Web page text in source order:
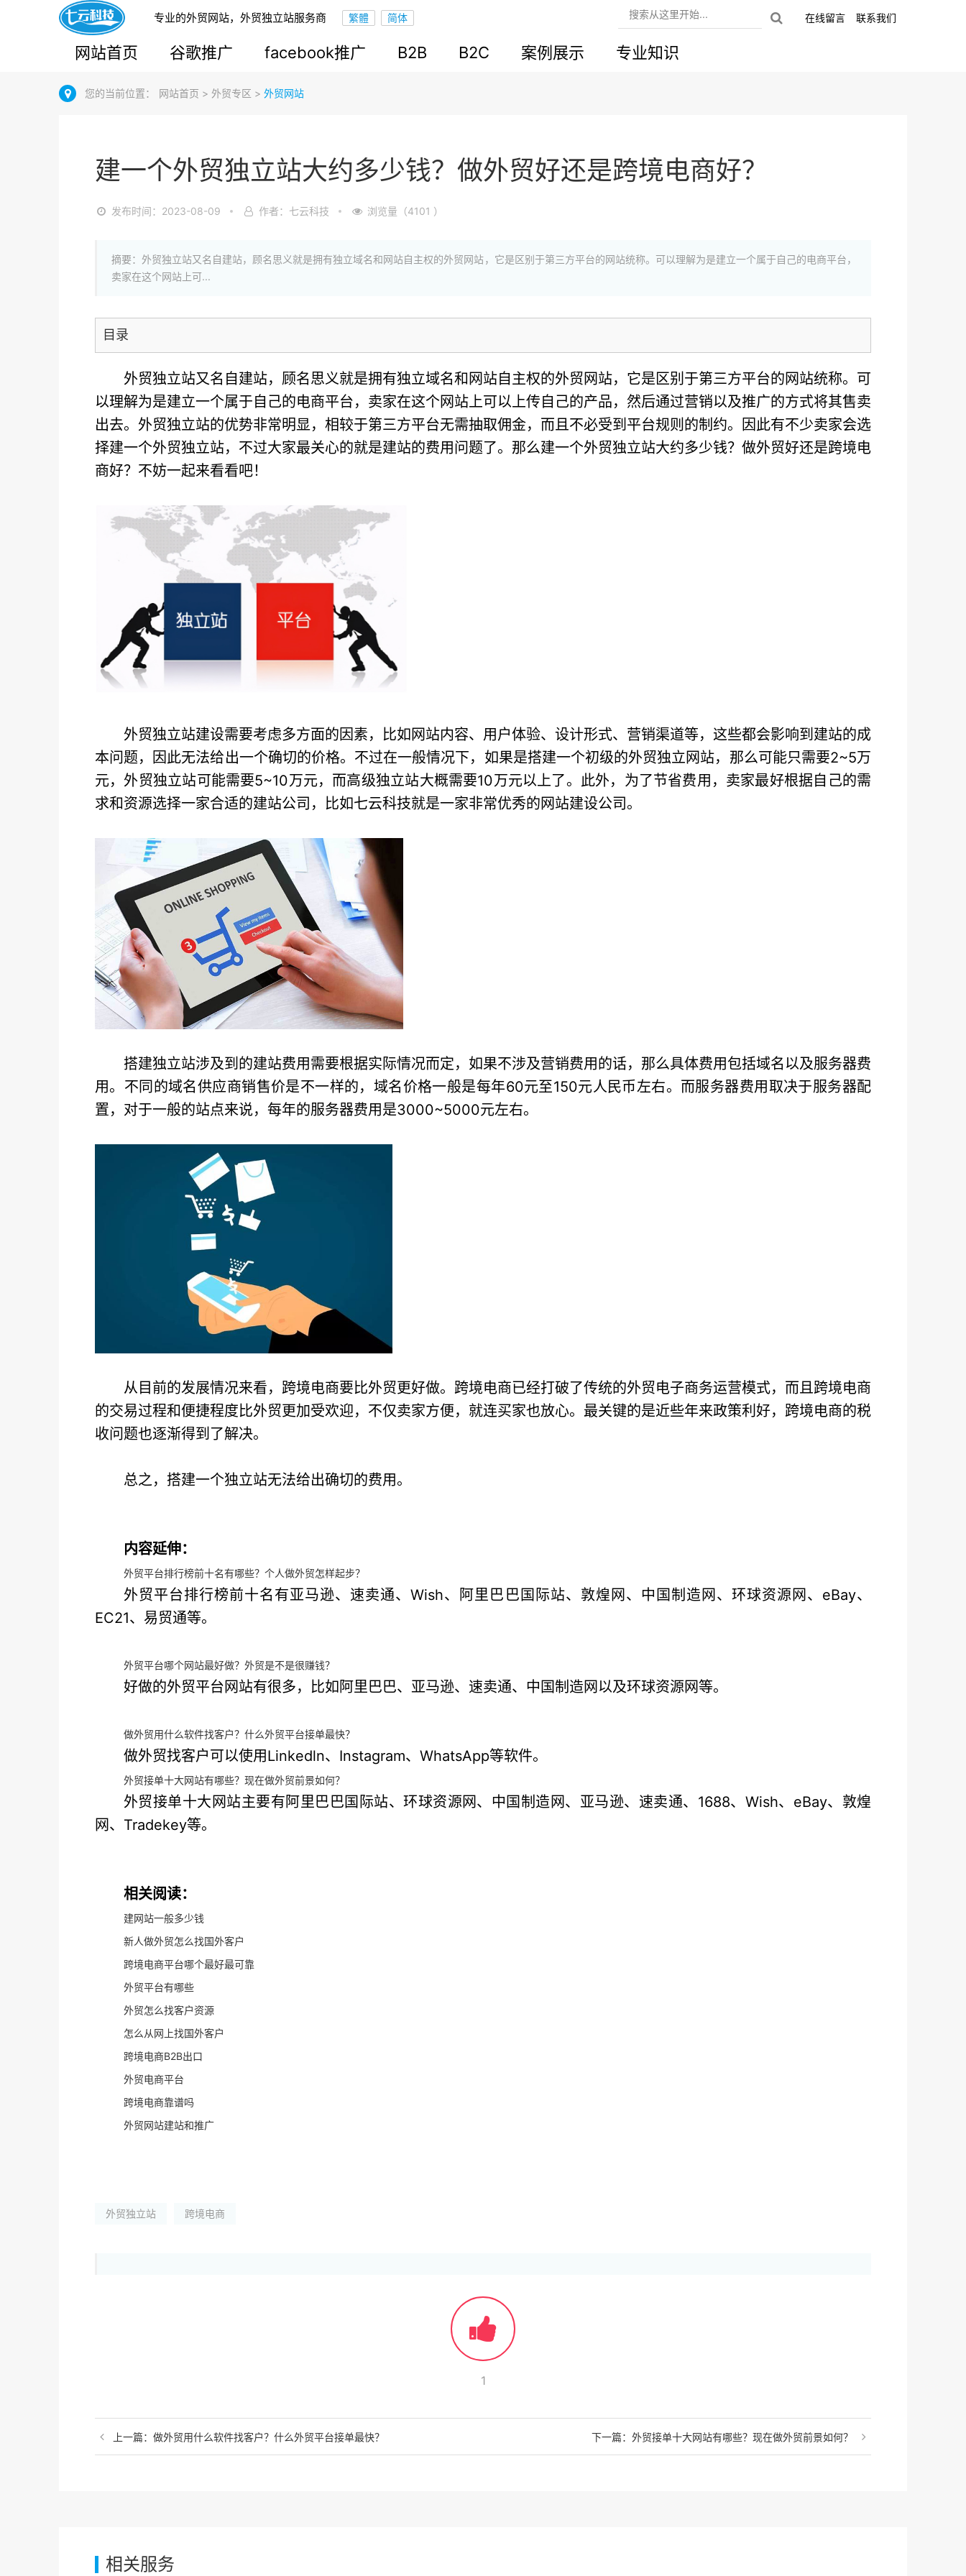
专业的外贸网站，外贸独立站服务商 在线留言 联系我们
网站首页 谷歌推广 facebook推广 B2B B2C 案例展示 专业知识
您的当前位置： 网站首页 > 外贸专区 > 外贸网站
建一个外贸独立站大约多少钱？做外贸好还是跨境电商好？
发布时间：2023-08-09 作者：七云科技 浏览量（4101 ）
摘要：外贸独立站又名自建站，顾名思义就是拥有独立域名和网站自主权的外贸网站，它是区别于第三方平台的网站统称。可以理解为是建立一个属于自己的电商平台，
卖家在这个网站上可...
目录
外贸独立站又名自建站，顾名思义就是拥有独立域名和网站自主权的外贸网站，它是区别于第三方平台的网站统称。可
以理解为是建立一个属于自己的电商平台，卖家在这个网站上可以上传自己的产品，然后通过营销以及推广的方式将其售卖
出去。外贸独立站的优势非常明显，相较于第三方平台无需抽取佣金，而且不必受到平台规则的制约。因此有不少卖家会选
择建一个外贸独立站，不过大家最关心的就是建站的费用问题了。那么建一个外贸独立站大约多少钱？做外贸好还是跨境电
商好？不妨一起来看看吧！
外贸独立站建设需要考虑多方面的因素，比如网站内容、用户体验、设计形式、营销渠道等，这些都会影响到建站的成
本问题，因此无法给出一个确切的价格。不过在一般情况下，如果是搭建一个初级的外贸独立网站，那么可能只需要2~5万
元，外贸独立站可能需要5~10万元，而高级独立站大概需要10万元以上了。此外，为了节省费用，卖家最好根据自己的需
求和资源选择一家合适的建站公司，比如七云科技就是一家非常优秀的网站建设公司。
搭建独立站涉及到的建站费用需要根据实际情况而定，如果不涉及营销费用的话，那么具体费用包括域名以及服务器费
用。不同的域名供应商销售价是不一样的，域名价格一般是每年60元至150元人民币左右。而服务器费用取决于服务器配
置，对于一般的站点来说，每年的服务器费用是3000~5000元左右。
从目前的发展情况来看，跨境电商要比外贸更好做。跨境电商已经打破了传统的外贸电子商务运营模式，而且跨境电商
的交易过程和便捷程度比外贸更加受欢迎，不仅卖家方便，就连买家也放心。最关键的是近些年来政策利好，跨境电商的税
收问题也逐渐得到了解决。
总之，搭建一个独立站无法给出确切的费用。
内容延伸：
外贸平台排行榜前十名有哪些？个人做外贸怎样起步？
外贸平台排行榜前十名有亚马逊、速卖通、Wish、阿里巴巴国际站、敦煌网、中国制造网、环球资源网、eBay、
EC21、易贸通等。
外贸平台哪个网站最好做？外贸是不是很赚钱？
好做的外贸平台网站有很多，比如阿里巴巴、亚马逊、速卖通、中国制造网以及环球资源网等。
做外贸用什么软件找客户？什么外贸平台接单最快？
做外贸找客户可以使用Linkedln、Instagram、WhatsApp等软件。
外贸接单十大网站有哪些？现在做外贸前景如何？
外贸接单十大网站主要有阿里巴巴国际站、环球资源网、中国制造网、亚马逊、速卖通、1688、Wish、eBay、敦煌
网、Tradekey等。
相关阅读：
建网站一般多少钱
新人做外贸怎么找国外客户
跨境电商平台哪个最好最可靠
外贸平台有哪些
外贸怎么找客户资源
怎么从网上找国外客户
跨境电商B2B出口
外贸电商平台
跨境电商靠谱吗
外贸网站建站和推广
外贸独立站 跨境电商
1
上一篇：做外贸用什么软件找客户？什么外贸平台接单最快？ 下一篇：外贸接单十大网站有哪些？现在做外贸前景如何？
相关服务